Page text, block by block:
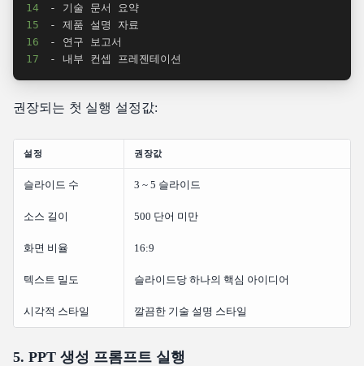
14
15
16
17
- 내부 컨셉 프레젠테이션
권장되는 첫 실행 설정값:
설정 권장값
슬라이드 수 3 ~ 5 슬라이드
소스 길이 500 단어 미만
화면 비율 16:9
텍스트 밀도 슬라이드당 하나의 핵심 아이디어
시각적 스타일 깔끔한 기술 설명 스타일
5. PPT 생성 프롬프트 실행